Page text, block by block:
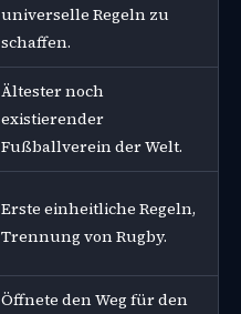
universelle Regeln zu
schaffen.
Ältester noch
existierender
Fußballverein der Welt.
Erste einheitliche Regeln,
Trennung von Rugby.
Öffnete den Weg für den